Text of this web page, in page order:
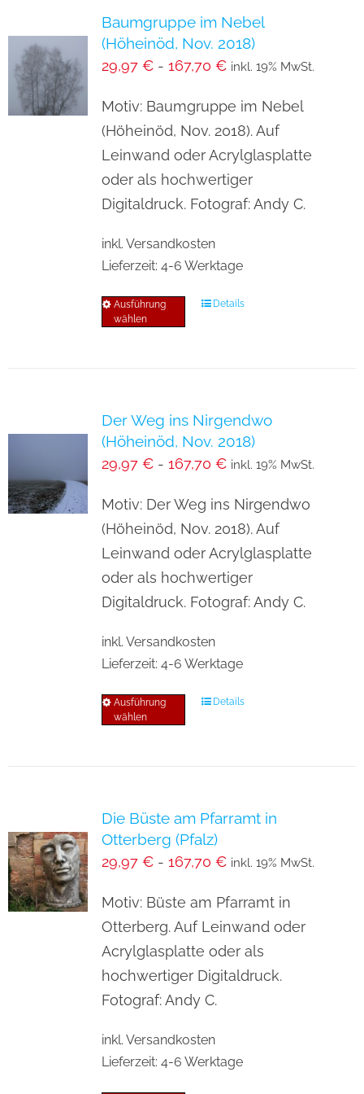
Baumgruppe im Nebel
(Höheinöd, Nov. 2018)
29,97 €- 167,70 € inkl. 19% MwSt.
Motiv: Baumgruppe im Nebel
(Höheinöd, Nov. 2018). Auf
Leinwand oder Acrylglasplatte
oder als hochwertiger
Digitaldruck. Fotograf: Andy C.
inkl. Versandkosten
Lieferzeit: 4-6 Werktage
Ausführung
wählen
Dieses
auf.
können
auf
der
Produktseite
gewählt
Details
Der Weg ins Nirgendwo
(Höheinöd, Nov. 2018)
29,97 €- 167,70 € inkl. 19% MwSt.
Motiv: Der Weg ins Nirgendwo
(Höheinöd, Nov. 2018). Auf
Leinwand oder Acrylglasplatte
oder als hochwertiger
Digitaldruck. Fotograf: Andy C.
inkl. Versandkosten
Lieferzeit: 4-6 Werktage
Ausführung
wählen
Dieses
auf.
können
auf
der
Produktseite
gewählt
Details
Die Büste am Pfarramt in
Otterberg (Pfalz)
29,97 €- 167,70 € inkl. 19% MwSt.
Motiv: Büste am Pfarramt in
Otterberg. Auf Leinwand oder
Acrylglasplatte oder als
hochwertiger Digitaldruck.
Fotograf: Andy C.
inkl. Versandkosten
Lieferzeit: 4-6 Werktage